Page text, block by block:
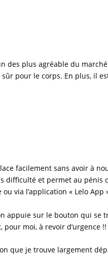
des plus agréable du
pour le corps. En plus, il
facilement sans avoir à
difficulté et permet au
via l’application « Lelo App
appuie sur le bouton qui
moi, à revoir d’urgence !!
que je trouve largement